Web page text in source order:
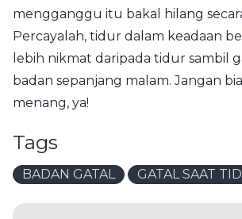
mengganggu itu bakal hilang
Percayalah, tidur dalam keadaan
lebih nikmat daripada tidur sambil
badan sepanjang malam. Jangan
menang, ya!
Tags
BADAN GATAL GATAL SAAT